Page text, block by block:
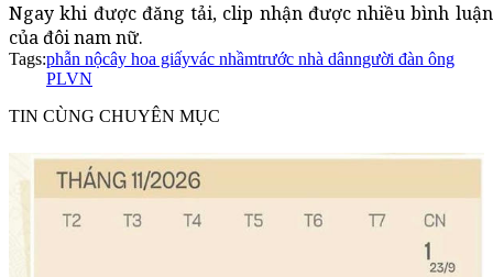
Ngay khi được đăng tải, clip nhận được nhiều bình
của đôi nam nữ.
Tags:phẫn nộcây hoa giấyvác nhầmtrước nhà dânngười đàn ông
PLVN
TIN CÙNG CHUYÊN MỤC